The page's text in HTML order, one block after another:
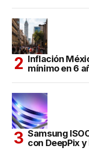
Inflación
mínimo en 6
Samsung
con DeepPix y